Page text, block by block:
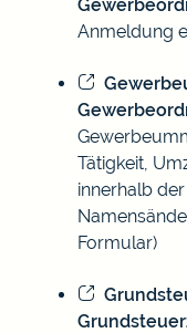
Anmeldung
Tätigkeit,
innerhalb
Formular)